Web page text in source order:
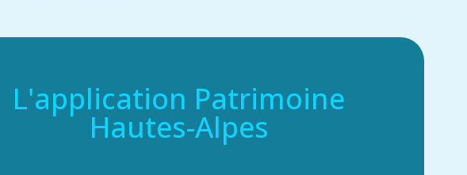
L'application Patrimoine
Hautes-Alpes